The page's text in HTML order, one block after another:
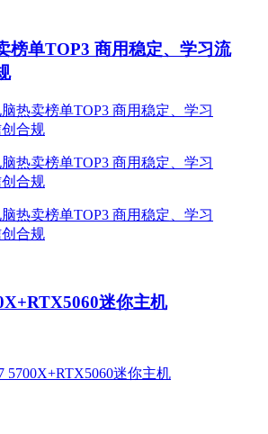
榜单TOP3 商用稳定、学习流
迷你主机